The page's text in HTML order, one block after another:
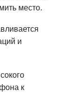
место.
и
к